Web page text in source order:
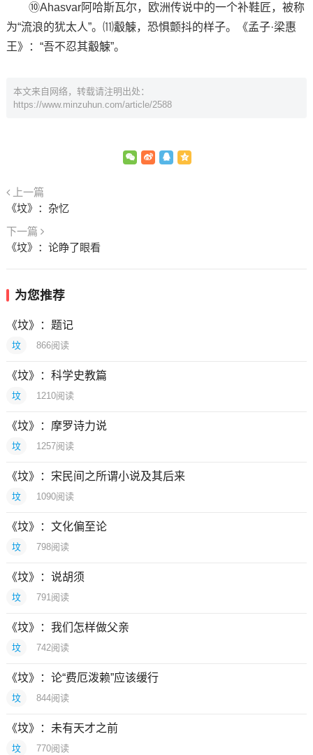
⑩Ahasvar阿哈斯瓦尔，欧洲传说中的一个补鞋匠，被称
为“流浪的犹太人”。⑾觳觫，恐惧颤抖的样子。《孟子·梁惠
王》：“吾不忍其觳觫”。
本文来自网络，转载请注明出处：
https://www.minzuhun.com/article/2588
上一篇
《坟》：杂忆
下一篇
《坟》：论睁了眼看
为您推荐
《坟》：题记
坟 866阅读
《坟》：科学史教篇
坟 1210阅读
《坟》：摩罗诗力说
坟 1257阅读
《坟》：宋民间之所谓小说及其后来
坟 1090阅读
《坟》：文化偏至论
坟 798阅读
《坟》：说胡须
坟 791 阅读
《坟》：我们怎样做父亲
坟 742阅读
《坟》：论“费厄泼赖”应该缓行
坟 844阅读
《坟》：未有天才之前
坟 770阅读